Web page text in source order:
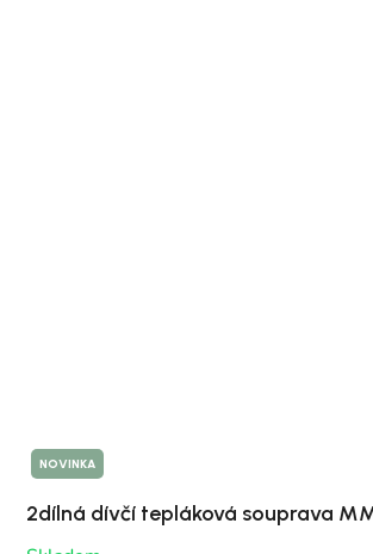
NOVINKA
2dílná dívčí tepláková souprava